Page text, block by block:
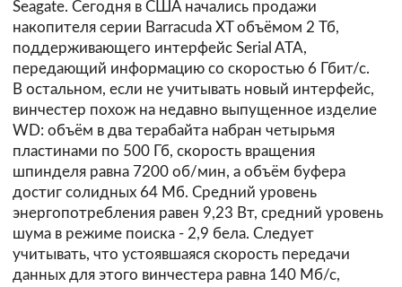
Seagate. Сегодня в США начались продажи
накопителя серии Barracuda XT объёмом 2 Тб,
поддерживающего интерфейс Serial ATA,
передающий информацию со скоростью 6 Гбит/с.
В остальном, если не учитывать новый интерфейс,
винчестер похож на недавно выпущенное изделие
WD: объём в два терабайта набран четырьмя
пластинами по 500 Гб, скорость вращения
шпинделя равна 7200 об/мин, а объём буфера
достиг солидных 64 Мб. Средний уровень
энергопотребления равен 9,23 Вт, средний уровень
шума в режиме поиска - 2,9 бела. Следует
учитывать, что устоявшаяся скорость передачи
данных для этого винчестера равна 140 Мб/с,